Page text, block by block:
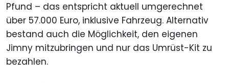
Pfund – das entspricht aktuell umgerechnet
über 57.000 Euro, inklusive Fahrzeug. Alternativ
bestand auch die Möglichkeit, den eigenen
Jimny mitzubringen und nur das Umrüst-Kit zu
bezahlen.